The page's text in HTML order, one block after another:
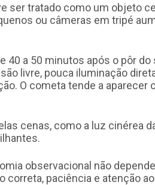
ser tratado como um objeto
ou câmeras em tripé
a 50 minutos após o pôr do
livre, pouca iluminação
O cometa tende a aparecer
cenas, como a luz cinérea
observacional não
correta, paciência e atenção